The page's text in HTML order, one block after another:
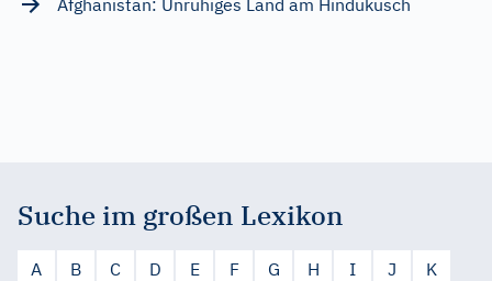
Suche im großen Lexikon
A B C D E F G H I J
K